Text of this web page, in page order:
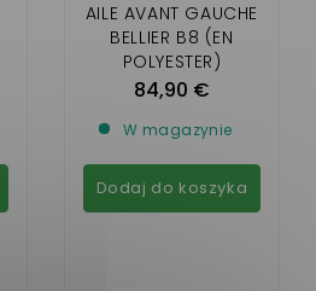
AILE AVANT GAUCHE
BELLIER B8 (EN
POLYESTER)
84,90 €
W magazynie
Dodaj do koszyka